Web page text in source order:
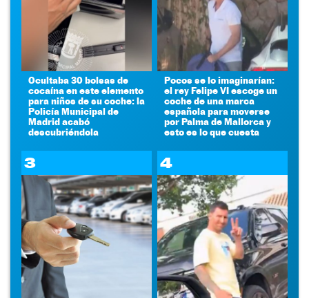
Ocultaba 30 bolsas de
cocaína en este elemento
para niños de su coche: la
Policía Municipal de
Madrid acabó
descubriéndola
Pocos se lo imaginarían:
el rey Felipe VI escoge un
coche de una marca
española para moverse
por Palma de Mallorca y
esto es lo que cuesta
3 4